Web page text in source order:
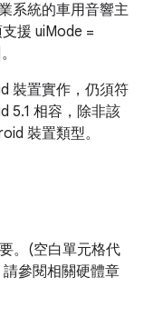
系統的車用音響主
援 uiMode =
裝置實作，仍須符
5.1 相容，除非該
裝置類型。
。(空白單元格代
參閱相關硬體章